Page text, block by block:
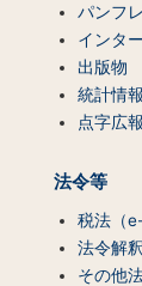
パンフ
インタ
出版物
統計情報
点字広
法令等
税法（
法令解
その他